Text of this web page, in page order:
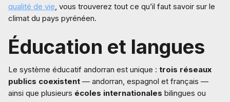
qualité de vie, vous trouverez tout ce qu’il faut savoir sur le
climat du pays pyrénéen.
Éducation et langues
Le système éducatif andorran est unique : trois réseaux
publics coexistent — andorran, espagnol et français —
ainsi que plusieurs écoles internationales bilingues ou